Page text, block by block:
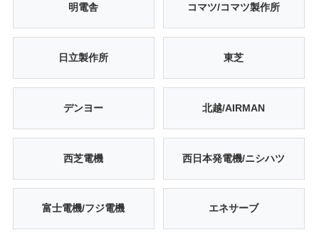
明電舎 コマツ/コマツ製作所
日立製作所 東芝
デンヨー 北越/AIRMAN
西芝電機 西日本発電機/ニシハツ
富士電機/フジ電機 エネサーブ